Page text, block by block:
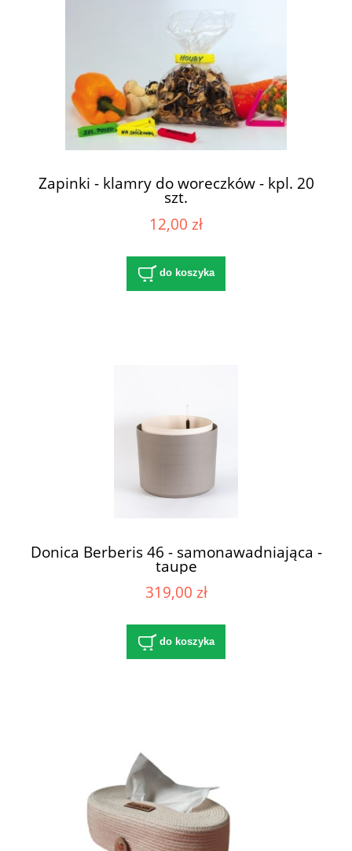
Zapinki - klamry do woreczków - kpl. 20
szt.
12,00 zł
do koszyka
Donica Berberis 46 - samonawadniająca -
taupe
319,00 zł
do koszyka